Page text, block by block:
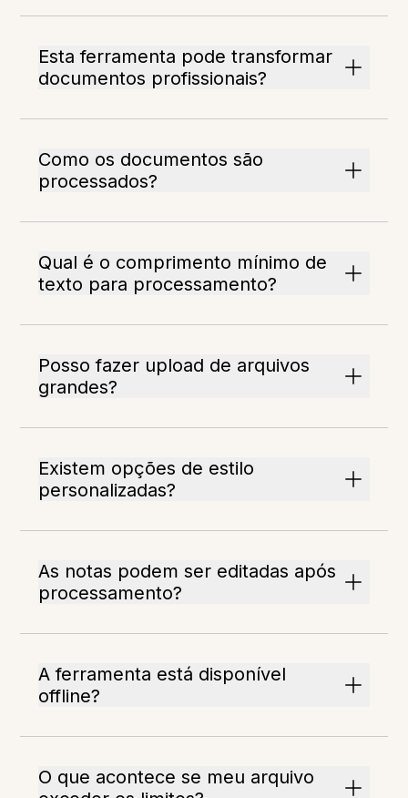
Esta ferramenta pode transformar
documentos profissionais?
Como os documentos são
processados?
Qual é o comprimento mínimo de
texto para processamento?
Posso fazer upload de arquivos
grandes?
Existem opções de estilo
personalizadas?
As notas podem ser editadas após
processamento?
A ferramenta está disponível
offline?
O que acontece se meu arquivo